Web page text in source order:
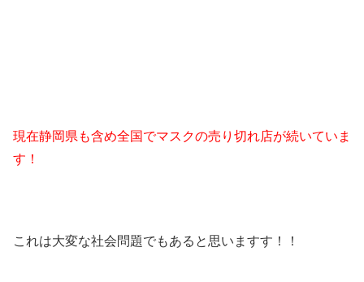
現在静岡県も含め全国でマスクの売り切れ店が続いていま
す！
これは大変な社会問題でもあると思いますす！！